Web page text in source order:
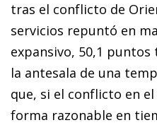
tras el conflicto de
servicios repuntó en
expansivo, 50,1
la antesala de una
que, si el conflicto en
forma razonable en